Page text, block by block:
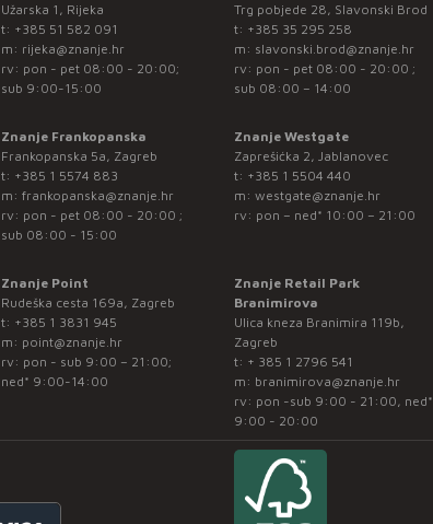
Užarska 1, Rijeka
t: +385 51 582 091
m: rijeka@znanje.hr
rv: pon - pet 08:00 - 20:00;
sub 9:00-15:00
Trg pobjede 28, Slavonski Brod
t: +385 35 295 258
m: slavonski.brod@znanje.hr
rv: pon - pet 08:00 - 20:00 ;
sub 08:00 – 14:00
Znanje Frankopanska
Frankopanska 5a, Zagreb
t: +385 1 5574 883
m: frankopanska@znanje.hr
rv: pon - pet 08:00 - 20:00 ;
sub 08:00 - 15:00
Znanje Westgate
Zaprešićka 2, Jablanovec
t: +385 1 5504 440
m: westgate@znanje.hr
rv: pon – ned* 10:00 – 21:00
Znanje Point
Rudeška cesta 169a, Zagreb
t: +385 1 3831 945
m: point@znanje.hr
rv: pon - sub 9:00 – 21:00;
ned* 9:00-14:00
Znanje Retail Park
Branimirova
Ulica kneza Branimira 119b,
Zagreb
t: + 385 1 2796 541
m: branimirova@znanje.hr
rv: pon -sub 9:00 - 21:00, ned*
9:00 - 20:00